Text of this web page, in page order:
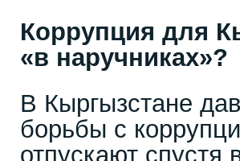
Коррупция для
«в наручниках»?
В Кыргызстане
борьбы с
отпускают